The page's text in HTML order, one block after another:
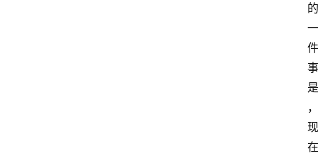
的
一
件
事
是
，
现
在